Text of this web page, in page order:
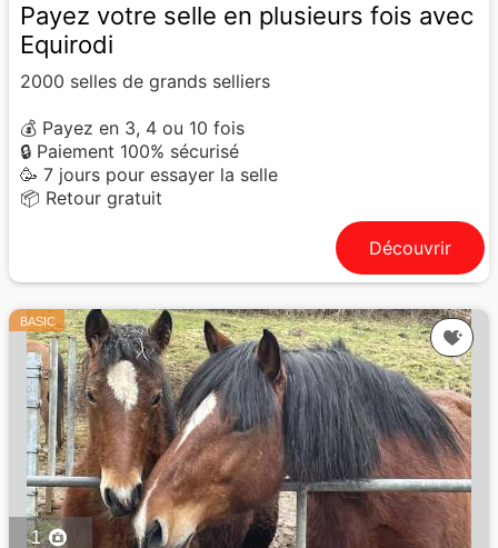
Payez votre selle en plusieurs fois avec
Equirodi
2000 selles de grands selliers
💰 Payez en 3, 4 ou 10 fois
🔒 Paiement 100% sécurisé
🥳 7 jours pour essayer la selle
📦 Retour gratuit
Découvrir
BASIC
1